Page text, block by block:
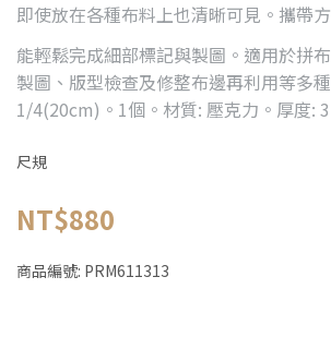
即使放在各種布料上也清晰可見。攜帶
能輕鬆完成細部標記與製圖。適用於拼
製圖、版型檢查及修整布邊再利用等多
1/4(20cm)。1個。材質: 壓克力。厚度:
尺規
NT$880
商品編號: PRM611313